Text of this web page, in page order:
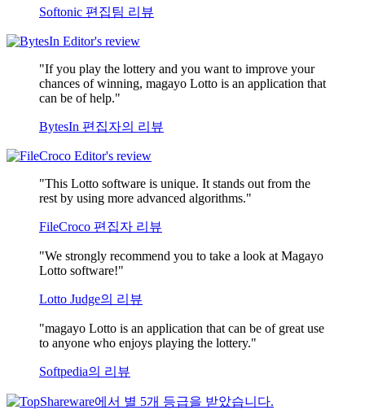
Softonic 편집팀 리뷰
"If you play the lottery and you want to improve your
chances of winning, magayo Lotto is an application that
can be of help."
BytesIn 편집자의 리뷰
"This Lotto software is unique. It stands out from the
rest by using more advanced algorithms."
FileCroco 편집자 리뷰
"We strongly recommend you to take a look at Magayo
Lotto software!"
Lotto Judge의 리뷰
"magayo Lotto is an application that can be of great use
to anyone who enjoys playing the lottery."
Softpedia의 리뷰